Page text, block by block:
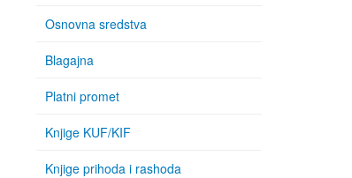
Osnovna sredstva
Blagajna
Platni promet
Knjige KUF/KIF
Knjige prihoda i rashoda